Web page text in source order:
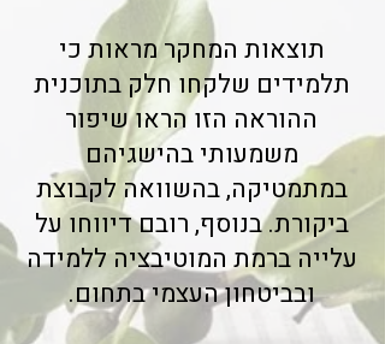
תוצאות המחקר מראות כי
תלמידים שלקחו חלק בתוכנית
ההוראה הזו הראו שיפור
משמעותי בהישגיהם
במתמטיקה, בהשוואה לקבוצת
ביקורת. בנוסף, רובם דיווחו על
עלייה ברמת המוטיבציה ללמידה
ובביטחון העצמי בתחום.